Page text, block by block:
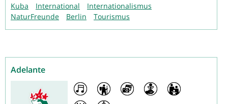
Kuba International
Internationalismus
NaturFreunde
Berlin Tourismus
Adelante